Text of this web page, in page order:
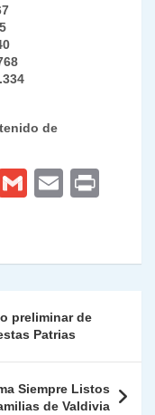
de
C
G
l
E
l
preliminar de
Patrias
Siempre Listos
de Valdivia